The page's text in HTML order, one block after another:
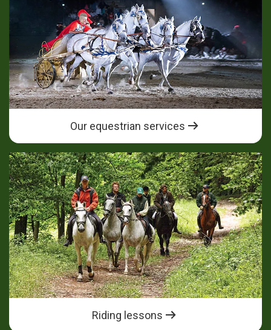
Our equestrian services
Riding lessons